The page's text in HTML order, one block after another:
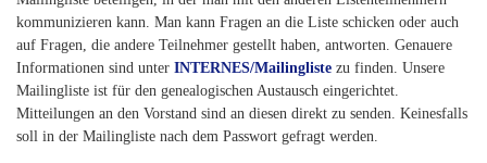
kommunizieren kann. Man kann Fragen an die Liste schicken oder auch
auf Fragen, die andere Teilnehmer gestellt haben, antworten. Genauere
Informationen sind unter INTERNES/Mailingliste zu finden. Unsere
Mailingliste ist für den genealogischen Austausch eingerichtet.
Mitteilungen an den Vorstand sind an diesen direkt zu senden. Keinesfalls
soll in der Mailingliste nach dem Passwort gefragt werden.